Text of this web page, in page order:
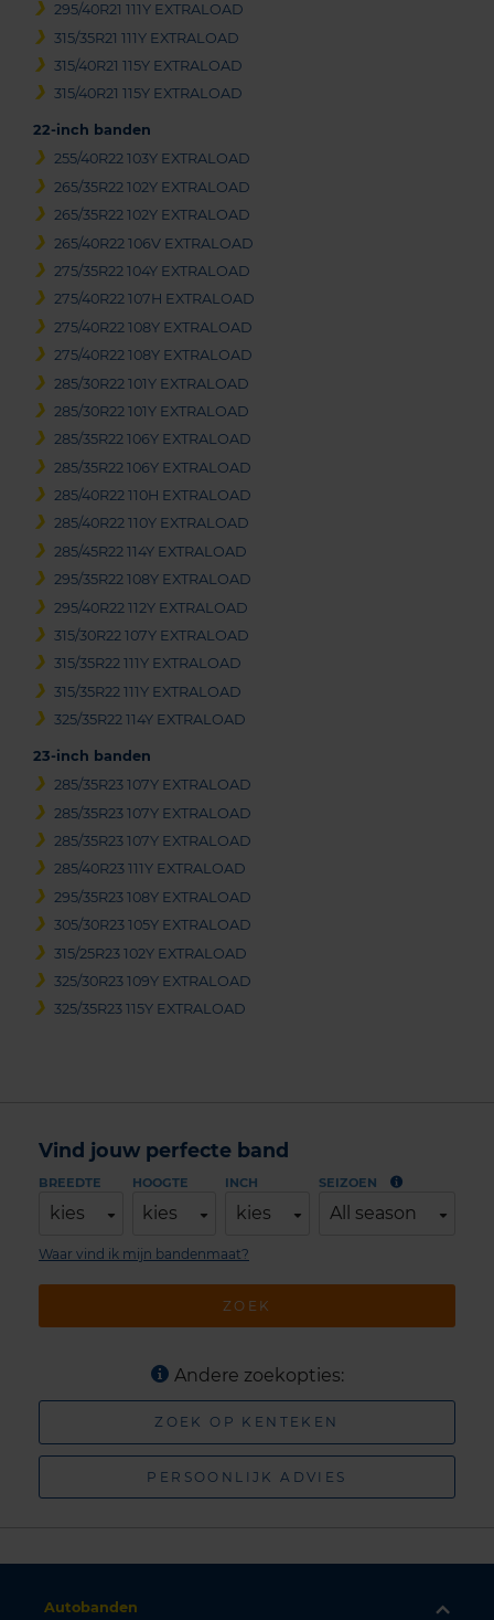
295/40R21 111Y EXTRALOAD
315/35R21 111Y EXTRALOAD
315/40R21 115Y EXTRALOAD
315/40R21 115Y EXTRALOAD
22-inch banden
255/40R22 103Y EXTRALOAD
265/35R22 102Y EXTRALOAD
265/35R22 102Y EXTRALOAD
265/40R22 106V EXTRALOAD
275/35R22 104Y EXTRALOAD
275/40R22 107H EXTRALOAD
275/40R22 108Y EXTRALOAD
275/40R22 108Y EXTRALOAD
285/30R22 101Y EXTRALOAD
285/30R22 101Y EXTRALOAD
285/35R22 106Y EXTRALOAD
285/35R22 106Y EXTRALOAD
285/40R22 110H EXTRALOAD
285/40R22 110Y EXTRALOAD
285/45R22 114Y EXTRALOAD
295/35R22 108Y EXTRALOAD
295/40R22 112Y EXTRALOAD
315/30R22 107Y EXTRALOAD
315/35R22 111Y EXTRALOAD
315/35R22 111Y EXTRALOAD
325/35R22 114Y EXTRALOAD
23-inch banden
285/35R23 107Y EXTRALOAD
285/35R23 107Y EXTRALOAD
285/35R23 107Y EXTRALOAD
285/40R23 111Y EXTRALOAD
295/35R23 108Y EXTRALOAD
305/30R23 105Y EXTRALOAD
315/25R23 102Y EXTRALOAD
325/30R23 109Y EXTRALOAD
325/35R23 115Y EXTRALOAD
Vind jouw perfecte band
BREEDTE
kies
HOOGTE
kies
INCH
kies
SEIZOEN
All season
ZOEK
Waar vind ik mijn bandenmaat?
Andere zoekopties:
ZOEK OP KENTEKEN
PERSOONLIJK ADVIES
Autobanden